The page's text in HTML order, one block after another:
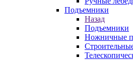
Подъемники
Назад
Подъемники
Ножничные